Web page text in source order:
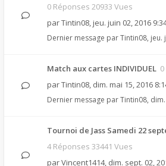
0 Réponses 20933 Vues
parTintin08, jeu. juin 02, 2016
Dernier message parTintin08, jeu.
Match aux cartes INDIVIDUEL
parTintin08, dim. mai 15, 2016
Dernier message parTintin08,
Tournoi de Jass Samedi 22
4 Réponses 33441 Vues
parVincent1414, dim. sept. 02,